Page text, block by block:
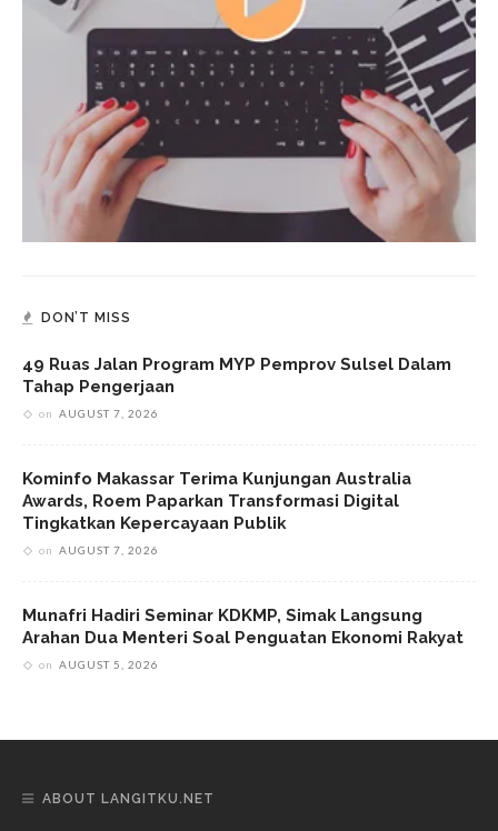
DON’T MISS
49 Ruas Jalan Program MYP Pemprov Sulsel Dalam
Tahap Pengerjaan
on AUGUST 7, 2026
Kominfo Makassar Terima Kunjungan Australia
Awards, Roem Paparkan Transformasi Digital
Tingkatkan Kepercayaan Publik
on AUGUST 7, 2026
Munafri Hadiri Seminar KDKMP, Simak Langsung
Arahan Dua Menteri Soal Penguatan Ekonomi Rakyat
on AUGUST 5, 2026
ABOUT LANGITKU.NET